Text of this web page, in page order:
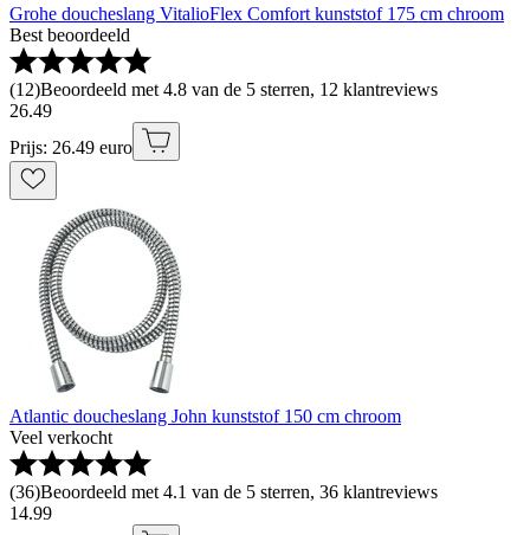
Grohe doucheslang VitalioFlex Comfort kunststof 175 cm chroom
Best beoordeeld
(12)Beoordeeld met 4.8 van de 5 sterren, 12 klantreviews
26.49
Prijs: 26.49 euro
Atlantic doucheslang John kunststof 150 cm chroom
Veel verkocht
(36)Beoordeeld met 4.1 van de 5 sterren, 36 klantreviews
14.99